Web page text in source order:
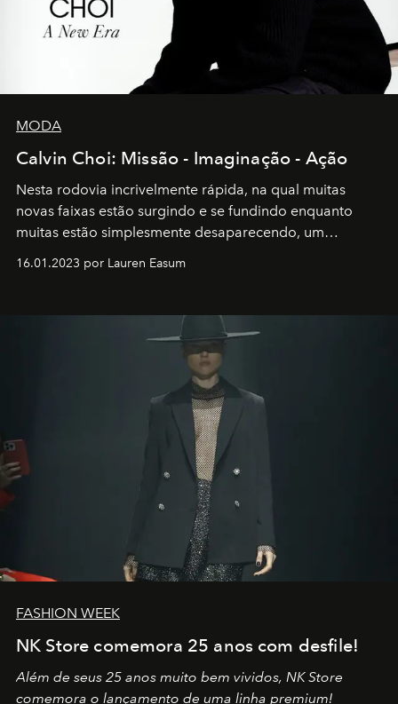
MODA
Calvin Choi: Missão - Imaginação - Ação
Nesta rodovia incrivelmente rápida, na qual muitas
novas faixas estão surgindo e se fundindo enquanto
muitas estão simplesmente desaparecendo, um
transportador AMTD abrindo caminho para muitos
por propósitos, com um claro senso de missão na vida e
16.01.2023 por Lauren Easum
FASHION WEEK
NK Store comemora 25 anos com desfile!
Além de seus 25 anos muito bem vividos, NK Store
comemora o lançamento de uma linha premium!